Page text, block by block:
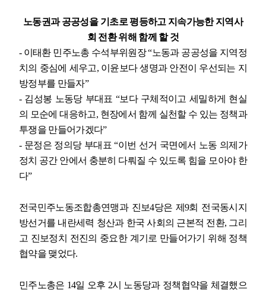
노동권과 공공성을 기초로 평등하고 지속가능한 지역사
회 전환 위해 함께 할 것
- 이태환 민주노총 수석부위원장“노동과 공공성을 지역정
치의 중심에 세우고, 이윤보다 생명과 안전이 우선되는 지
방정부를 만들자”
- 김성봉 노동당 부대표 “보다 구체적이고 세밀하게 현실
의 모순에 대응하고, 현장에서 함께 실천할 수 있는 정책과
투쟁을 만들어가겠다”
- 문정은 정의당 부대표“이번 선거 국면에서 노동 의제가
정치 공간 안에서 충분히 다뤄질 수 있도록 힘을 모아야 한
다”
전국민주노동조합총연맹과 진보4당은 제9회 전국동시지
방선거를 내란세력 청산과 한국 사회의 근본적 전환, 그리
고 진보정치 전진의 중요한 계기로 만들어가기 위해 정책
협약을 맺었다.
민주노총은 14일 오후 2시 노동당과 정책협약을 체결했으